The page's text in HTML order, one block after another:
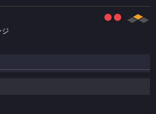
ジ